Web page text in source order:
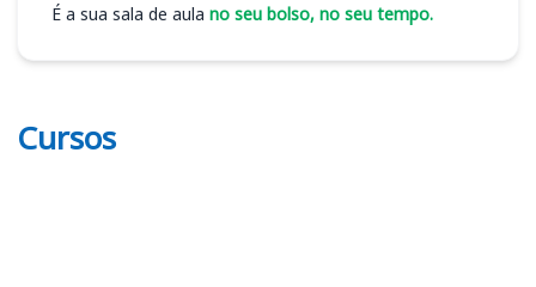
É a sua sala de aula no seu bolso, no seu tempo.
Cursos